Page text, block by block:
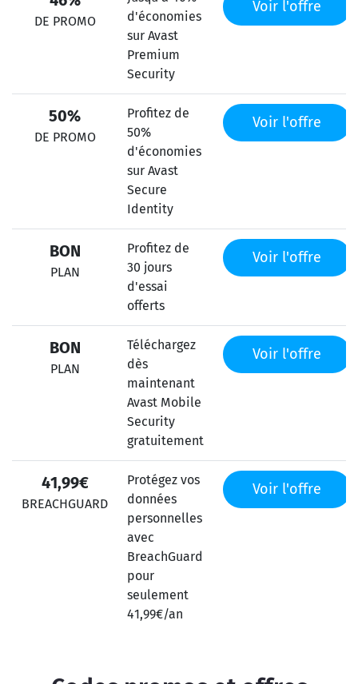
DE PROMO
d'économies
sur Avast
Premium
Security
Voir l'offre
50%
DE PROMO
Profitez de
50%
d'économies
sur Avast
Secure
Identity
Voir l'offre
BON
PLAN
Profitez de
30 jours
d'essai
offerts
Voir l'offre
BON
PLAN
Téléchargez
dès
maintenant
Avast Mobile
Security
gratuitement
Voir l'offre
41,99€
BREACHGUARD
Protégez vos
données
personnelles
avec
BreachGuard
pour
seulement
41,99€/an
Voir l'offre